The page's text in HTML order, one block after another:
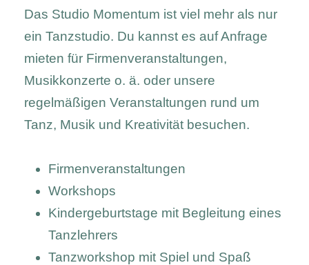
Das Studio Momentum ist viel mehr als nur
ein Tanzstudio. Du kannst es auf Anfrage
mieten für Firmenveranstaltungen,
Musikkonzerte o. ä. oder unsere
regelmäßigen Veranstaltungen rund um
Tanz, Musik und Kreativität besuchen.
Firmenveranstaltungen
Workshops
Kindergeburtstage mit Begleitung eines
Tanzlehrers
Tanzworkshop mit Spiel und Spaß